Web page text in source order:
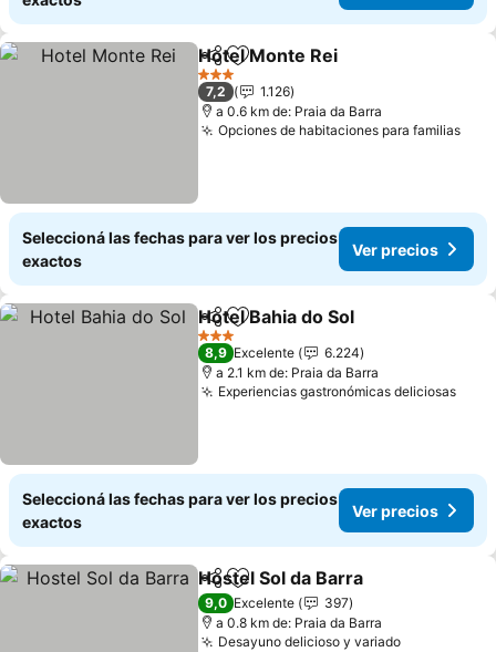
CompartirAñadir a favoritos
Hotel Monte Rei
3 Estrellas
7,2
1.126
a 0.6 km de: Praia da Barra
Opciones de habitaciones para familiasVer
Seleccioná las fechas para ver los precios
exactos
Ver precios
CompartirAñadir a favoritos
Hotel Bahia do Sol
3 Estrellas
8,9 Excelente
6.224
a 2.1 km de: Praia da Barra
Experiencias gastronómicas deliciosasVer
Seleccioná las fechas para ver los precios
exactos
Ver precios
CompartirAñadir a favoritos
Hostel Sol da Barra
9,0 Excelente
397
a 0.8 km de: Praia da Barra
Desayuno delicioso y variadoVer precios